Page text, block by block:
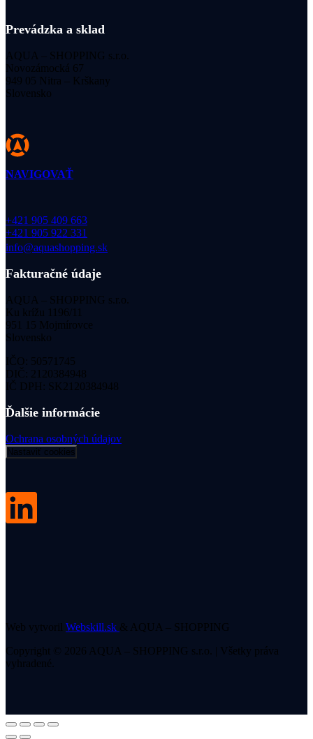
Prevádzka a sklad
AQUA – SHOPPING s.r.o.
Novozámocká 67
949 05 Nitra – Krškany
Slovensko
NAVIGOVAŤ
+421 905 409 663
+421 905 922 331
info@aquashopping.sk
Fakturačné údaje
AQUA – SHOPPING s.r.o.
Ku krížu 1196/11
951 15 Mojmírovce
Slovensko
IČO: 50571745
DIČ: 2120384948
IČ DPH: SK2120384948
Ďalšie informácie
Ochrana osobných údajov
Nastaviť cookies
Web vytvoril Webskill.sk & AQUA – SHOPPING
Copyright © 2026 AQUA – SHOPPING s.r.o. | Všetky práva
vyhradené.